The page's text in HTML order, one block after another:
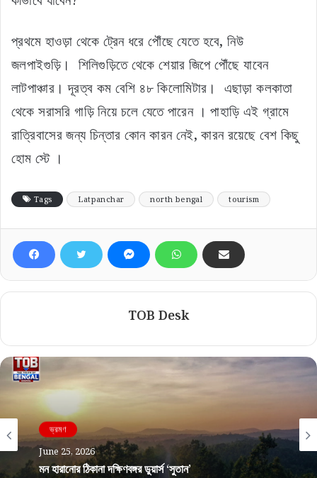
প্রথমে হাওড়া থেকে ট্রেন ধরে পৌঁছে যেতে হবে, নিউ
জলপাইগুড়ি। শিলিগুড়িতে থেকে শেয়ার জিপে পৌঁছে যাবেন
লাটপাঞ্চার। দূরত্ব কম বেশি ৪৮ কিলোমিটার। এছাড়া কলকাতা
থেকে সরাসরি গাড়ি নিয়ে চলে যেতে পারেন । পাহাড়ি এই গ্রামে
রাত্রিবাসের জন্য চিন্তার কোন কারন নেই, কারন রয়েছে বেশ কিছু
হোম স্টে ।
Tags Latpanchar north bengal tourism
TOB Desk
ভ্রমণ
June 25, 2026
মন হারানোর ঠিকানা দক্ষিণবঙ্গর ডুয়ার্স ‘সুতান’